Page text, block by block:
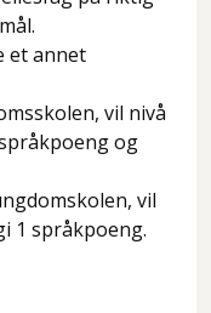
et annet
vil nivå
og
vil
1 språkpoeng.